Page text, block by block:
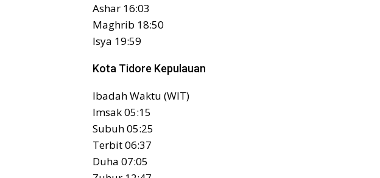
Ashar 16:03
Maghrib 18:50
Isya 19:59
Kota Tidore Kepulauan
Ibadah Waktu (WIT)
Imsak 05:15
Subuh 05:25
Terbit 06:37
Duha 07:05